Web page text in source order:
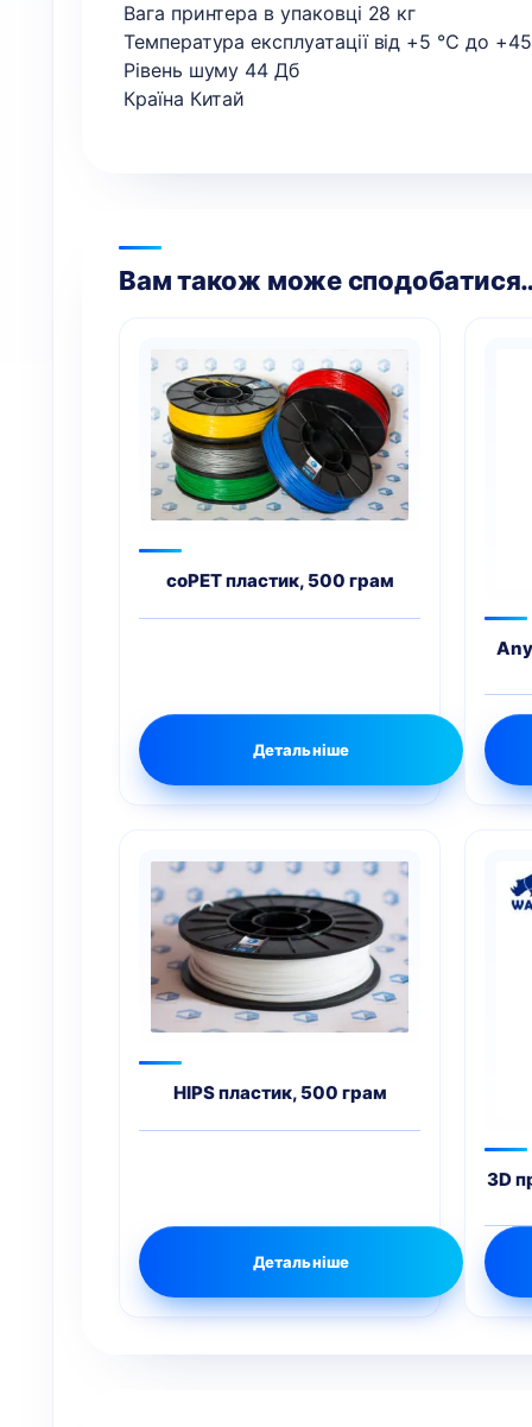
Вага принтера в упаковці 28 кг
Температура експлуатації від +5 ℃ до
Рівень шуму 44 Дб
Країна Китай
Вам також може
coPET пластик, 500 грам
Детальніше
HIPS пластик, 500 грам
Детальніше
3D